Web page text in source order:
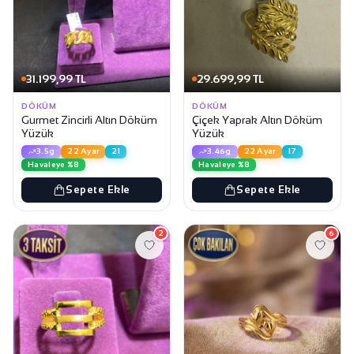
31.199,99 TL
DÖKÜM
Gurmet Zincirli Altın Döküm
Yüzük
3.5g 22 Ayar
21
Havaleye %8
Sepete Ekle
29.699,99 TL
DÖKÜM
Çiçek Yaprak Altın Döküm
Yüzük
3.46g 22 Ayar
17
Havaleye %8
Sepete Ekle
2 6